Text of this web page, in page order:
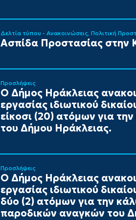
Δελτία τύπου - Ανακοινώσεις Πολιτική
Ασπίδα Προστασίας στην
Προσλήψεις
Ο Δήμος Ηράκλειας
εργασίας ιδιωτικού
είκοσι (20) ατόμων για
του Δήμου Ηράκλειας.
Προσλήψεις
Ο Δήμος Ηράκλειας
εργασίας ιδιωτικού
δύο (2) ατόμων για την
παροδικών αναγκών του